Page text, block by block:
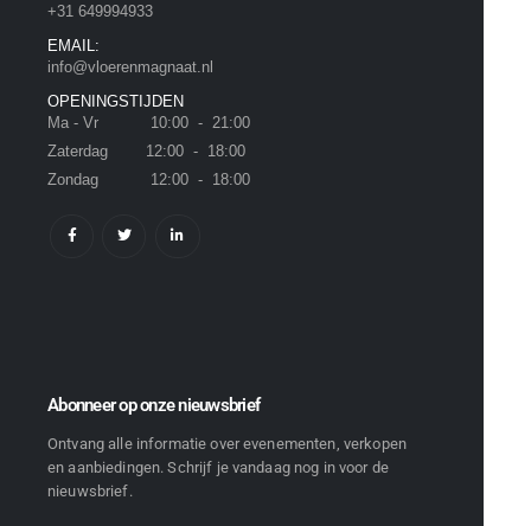
+31 649994933
EMAIL:
info@vloerenmagnaat.nl
OPENINGSTIJDEN
Ma - Vr 10:00 - 21:00
Zaterdag 12:00 - 18:00
Zondag 12:00 - 18:00
Abonneer op onze nieuwsbrief
Ontvang alle informatie over evenementen, verkopen
en aanbiedingen. Schrijf je vandaag nog in voor de
nieuwsbrief.